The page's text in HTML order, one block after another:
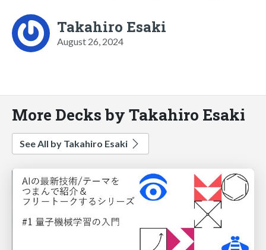
Takahiro Esaki
August 26, 2024
More Decks by Takahiro Esaki
See All by Takahiro Esaki